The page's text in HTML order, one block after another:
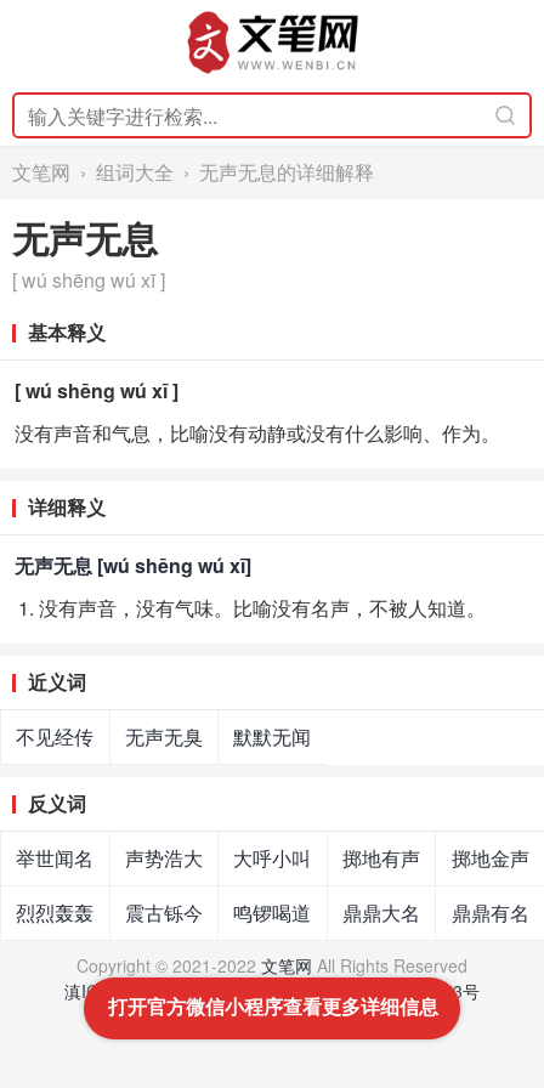
文笔网 › 组词大全 › 无声无息的详细解释
无声无息
[ wú shēng wú xī ]
基本释义
[ wú shēng wú xī ]
没有声音和气息，比喻没有动静或没有什么影响、作为。
详细释义
无声无息 [wú shēng wú xī]
没有声音，没有气味。比喻没有名声，不被人知道。
近义词
不见经传
无声无臭 默默无闻
反义词
举世闻名
声势浩大 大呼小叫 掷地有声
掷地金声
烈烈轰轰
震古铄今 鸣锣喝道 鼎鼎大名 鼎鼎有名
Copyright © 2021-2022 文笔网 All Rights Reserved
滇ICP备16007666号 - 滇公网安备 53011202001043号
打开官方微信小程序查看更多详细信息